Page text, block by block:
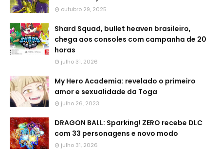
outubro 29, 2025
Shard Squad, bullet heaven brasileiro,
chega aos consoles com campanha de 20
horas
julho 31, 2026
My Hero Academia: revelado o primeiro
amor e sexualidade da Toga
julho 26, 2023
DRAGON BALL: Sparking! ZERO recebe DLC
com 33 personagens e novo modo
julho 31, 2026